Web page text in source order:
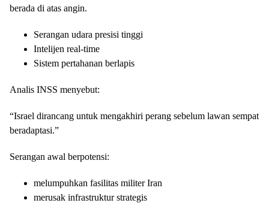
berada di atas angin.
Serangan udara presisi tinggi
Intelijen real-time
Sistem pertahanan berlapis
Analis INSS menyebut:
“Israel dirancang untuk mengakhiri perang sebelum lawan sempat
beradaptasi.”
Serangan awal berpotensi:
melumpuhkan fasilitas militer Iran
merusak infrastruktur strategis